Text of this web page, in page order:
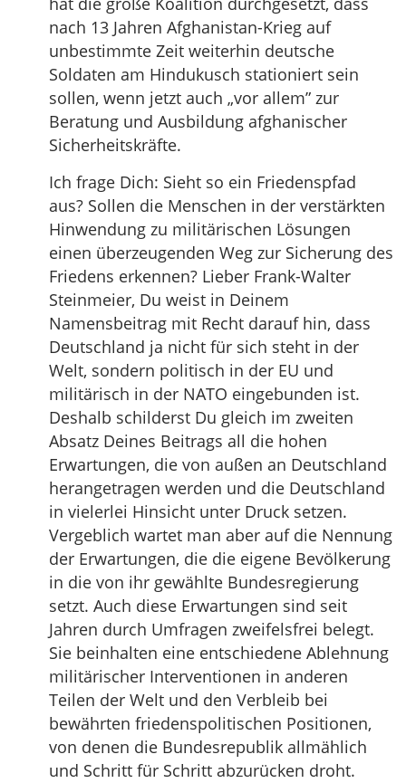
nach 13 Jahren Afghanistan-Krieg auf
unbestimmte Zeit weiterhin deutsche
Soldaten am Hindukusch stationiert sein
sollen, wenn jetzt auch „vor allem” zur
Beratung und Ausbildung afghanischer
Sicherheitskräfte.
Ich frage Dich: Sieht so ein Friedenspfad
aus? Sollen die Menschen in der verstärkten
Hinwendung zu militärischen Lösungen
einen überzeugenden Weg zur Sicherung des
Friedens erkennen? Lieber Frank-Walter
Steinmeier, Du weist in Deinem
Namensbeitrag mit Recht darauf hin, dass
Deutschland ja nicht für sich steht in der
Welt, sondern politisch in der EU und
militärisch in der NATO eingebunden ist.
Deshalb schilderst Du gleich im zweiten
Absatz Deines Beitrags all die hohen
Erwartungen, die von außen an Deutschland
herangetragen werden und die Deutschland
in vielerlei Hinsicht unter Druck setzen.
Vergeblich wartet man aber auf die Nennung
der Erwartungen, die die eigene Bevölkerung
in die von ihr gewählte Bundesregierung
setzt. Auch diese Erwartungen sind seit
Jahren durch Umfragen zweifelsfrei belegt.
Sie beinhalten eine entschiedene Ablehnung
militärischer Interventionen in anderen
Teilen der Welt und den Verbleib bei
bewährten friedenspolitischen Positionen,
von denen die Bundesrepublik allmählich
und Schritt für Schritt abzurücken droht.